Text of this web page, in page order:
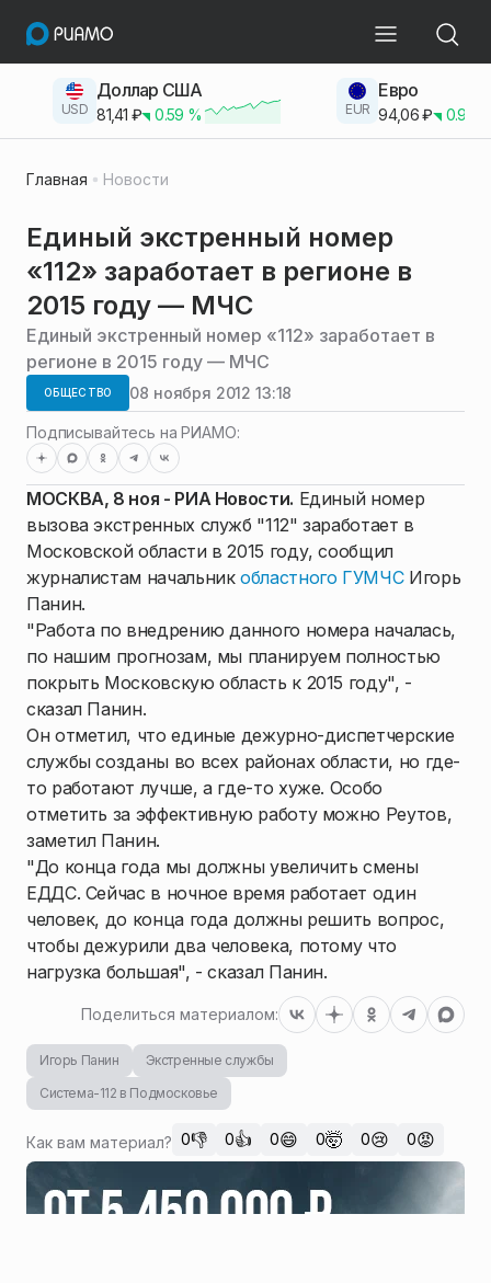
USD
Доллар США
81,41 ₽ 0.59 % EUR
Евро
94,06₽ 0.93
Главная Новости
Единый экстренный номер
«112» заработает в регионе в
2015 году — МЧС
Единый экстренный номер «112» заработает в
регионе в 2015 году — МЧС
ОБЩЕСТВО 08 ноября 2012 13:18
Подписывайтесь на РИАМО:
МОСКВА, 8 ноя - РИА Новости. Единый номер
вызова экстренных служб "112" заработает в
Московской области в 2015 году, сообщил
журналистам начальникобластного ГУМЧСИгорь
Панин.
"Работа по внедрению данного номера началась,
по нашим прогнозам, мы планируем полностью
покрыть Московскую область к 2015 году", -
сказал Панин.
Он отметил, что единые дежурно-диспетчерские
службы созданы во всех районах области, но где-
то работают лучше, а где-то хуже. Особо
отметить за эффективную работу можно Реутов,
заметил Панин.
"До конца года мы должны увеличить смены
ЕДДС. Сейчас в ночное время работает один
человек, до конца года должны решить вопрос,
чтобы дежурили два человека, потому что
нагрузка большая", - сказал Панин.
Поделиться материалом:
Игорь Панин
Экстренные службы
Система-112 в Подмосковье
Как вам материал? 0👎 0👍 0😄 0🤯 0😢 0😡